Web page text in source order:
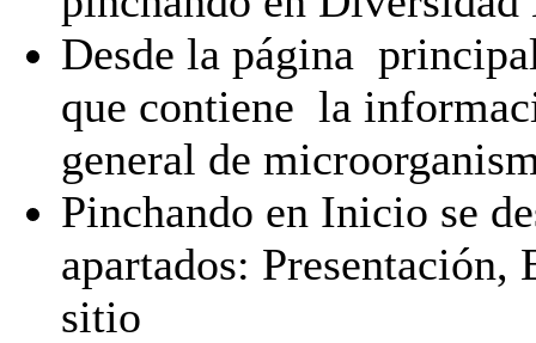
Desde la página
que contiene la
general de
Pinchando en Inicio se
apartados:
sitio